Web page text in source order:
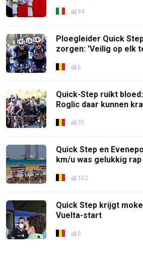
94
Ploegleider Quick
zorgen: 'Veilig op elk
6
Quick-Step ruikt
Roglic daar kunnen
35
Quick Step en
km/u was gelukkig
102
Quick Step krijgt
Vuelta-start
0